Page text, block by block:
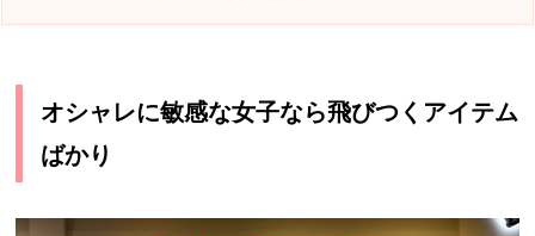
オシャレに敏感な女子なら飛びつくアイテム
ばかり